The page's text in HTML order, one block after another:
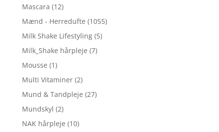
Mascara (12)
Mænd - Herredufte (1055)
Milk Shake Lifestyling (5)
Milk_Shake hårpleje (7)
Mousse (1)
Multi Vitaminer (2)
Mund & Tandpleje (27)
Mundskyl (2)
NAK hårpleje (10)